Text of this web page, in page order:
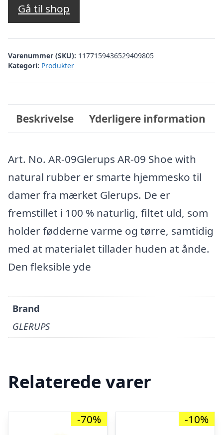
Gå til shop
Varenummer (SKU): 1177159436529409805
Kategori: Produkter
Beskrivelse Yderligere information
Art. No. AR-09Glerups AR-09 Shoe with
natural rubber er smarte hjemmesko til
damer fra mærket Glerups. De er
fremstillet i 100 % naturlig, filtet uld, som
holder fødderne varme og tørre, samtidig
med at materialet tillader huden at ånde.
Den fleksible yde
Brand
GLERUPS
Relaterede varer
-70% -10%